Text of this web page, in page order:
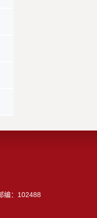
编：102488